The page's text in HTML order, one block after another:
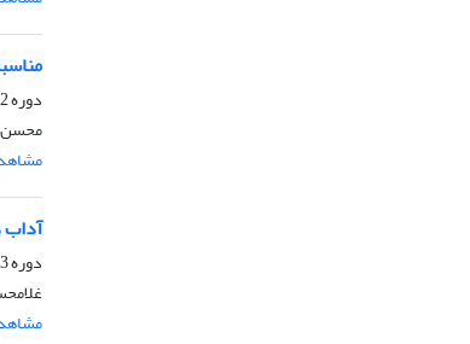
دوره 12، شماره 48، پاییز 1390، صفحه
محسن
آداب
دوره 13، شماره 51، تابستان 1391، صفحه